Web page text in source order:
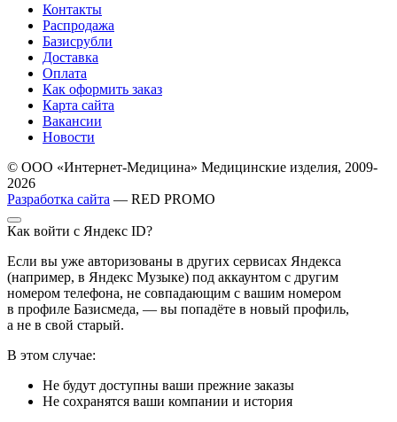
Контакты
Распродажа
Базисрубли
Доставка
Оплата
Как оформить заказ
Карта сайта
Вакансии
Новости
© ООО «Интернет-Медицина» Медицинские изделия, 2009-
2026
Разработка сайта — RED PROMO
Как войти с Яндекс ID?
Если вы уже авторизованы в других сервисах Яндекса
(например, в Яндекс Музыке) под аккаунтом с другим
номером телефона, не совпадающим с вашим номером
в профиле Базисмеда, — вы попадёте в новый профиль,
а не в свой старый.
В этом случае:
Не будут доступны ваши прежние заказы
Не сохранятся ваши компании и история